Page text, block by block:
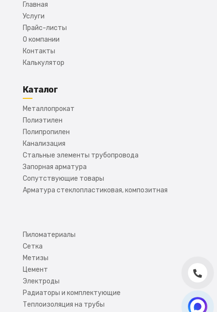
Главная
Услуги
Прайс-листы
О компании
Контакты
Калькулятор
Каталог
Металлопрокат
Полиэтилен
Полипропилен
Канализация
Стальные элементы трубопровода
Запорная арматура
Сопутствующие товары
Арматура стеклопластиковая, композитная
Пиломатериалы
Сетка
Метизы
Цемент
Электроды
Радиаторы и комплектующие
Теплоизоляция на трубы